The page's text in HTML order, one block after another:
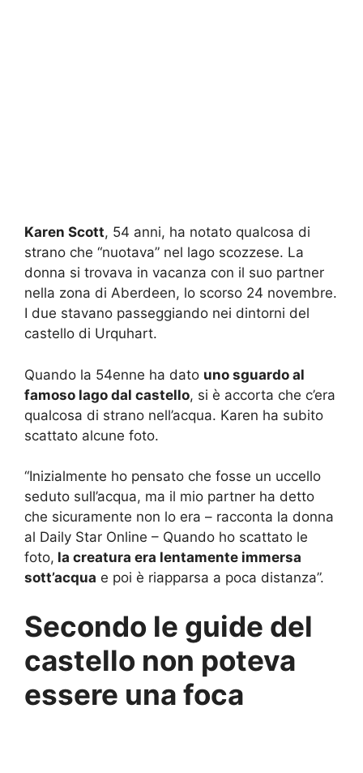
Karen Scott, 54 anni, ha notato qualcosa di
strano che “nuotava” nel lago scozzese. La
donna si trovava in vacanza con il suo partner
nella zona di Aberdeen, lo scorso 24 novembre.
I due stavano passeggiando nei dintorni del
castello di Urquhart.
Quando la 54enne ha dato uno sguardo al
famoso lago dal castello, si è accorta che c’era
qualcosa di strano nell’acqua. Karen ha subito
scattato alcune foto.
“Inizialmente ho pensato che fosse un uccello
seduto sull’acqua, ma il mio partner ha detto
che sicuramente non lo era – racconta la donna
al Daily Star Online – Quando ho scattato le
foto, la creatura era lentamente immersa
sott’acqua e poi è riapparsa a poca distanza”.
Secondo le guide del
castello non poteva
essere una foca